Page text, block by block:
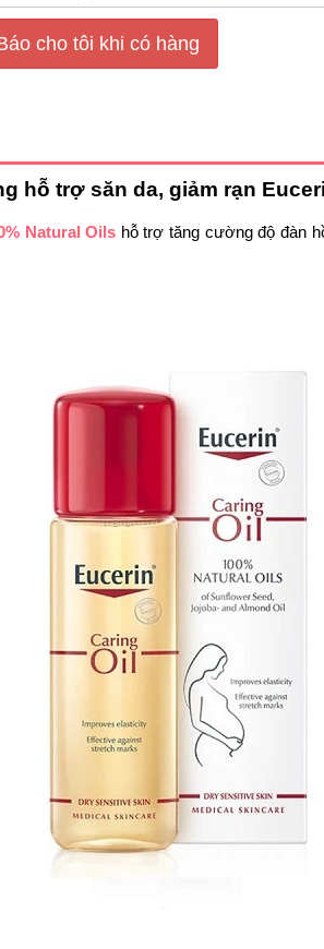
cho tôi khi có hàng
hỗ trợ săn da, giảm rạn
Natural Oils hỗ trợ tăng cường độ đàn